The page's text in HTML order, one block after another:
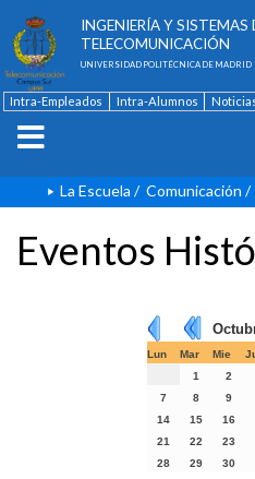
INGENIERÍA Y SISTEMAS
TELECOMUNICACIÓN
UNIVERSIDAD POLITÉCNICA DE MADRID
Intra-Empleados Intra-Alumnos
La Escuela / Comunicación /
Eventos
Lun Mar Mie
1
2
7
8 9
14
15 16
21
22 23
28
29 30